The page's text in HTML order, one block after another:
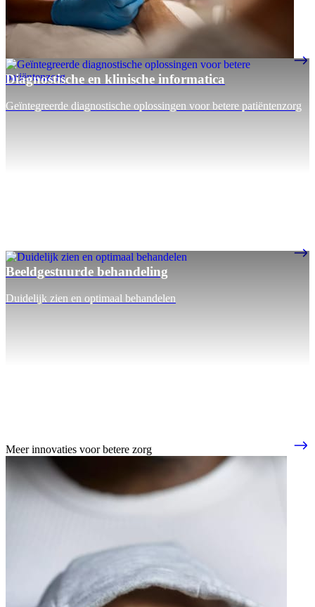
Diagnostische en klinische informatica
Geïntegreerde diagnostische oplossingen voor betere patiëntenzorg
Beeldgestuurde behandeling
Duidelijk zien en optimaal behandelen
Meer innovaties voor betere zorg